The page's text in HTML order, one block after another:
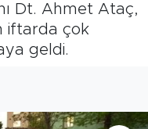
Dt. Ahmet Ataç,
iftarda çok
geldi.